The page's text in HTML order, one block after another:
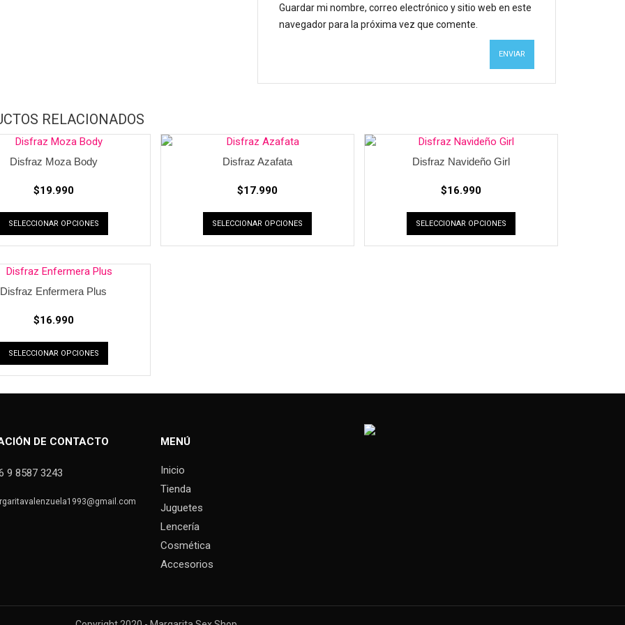
Guardar mi nombre, correo electrónico y sitio web en este
navegador para la próxima vez que comente.
RELACIONADOS
Disfraz Moza Body
$19.990
SELECCIONAR OPCIONES
Disfraz Azafata
$17.990
SELECCIONAR OPCIONES
Disfraz Navideño Girl
$16.990
SELECCIONAR OPCIONES
Disfraz Enfermera Plus
$16.990
SELECCIONAR OPCIONES
DE CONTACTO
9 8587 3243
MENÚ
Inicio
Tienda
Juguetes
Lencería
Cosmética
Accesorios